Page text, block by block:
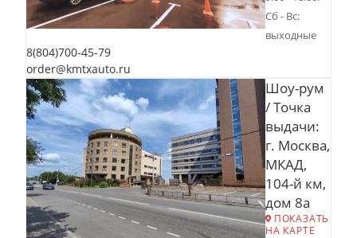
Сб - Вс:
выходные
8(804)700-45-79
order@kmtxauto.ru
Шоу-рум
/ Точка
выдачи:
г. Москва,
МКАД,
104-й км,
дом 8а
ПОКАЗАТЬ
НА КАРТЕ